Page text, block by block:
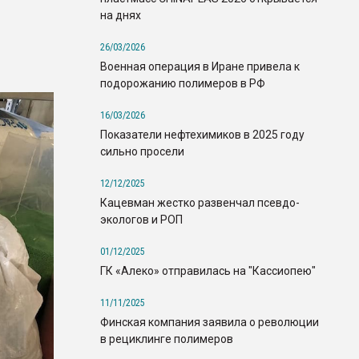
на днях
26/03/2026
Военная операция в Иране привела к
подорожанию полимеров в РФ
16/03/2026
Показатели нефтехимиков в 2025 году
сильно просели
12/12/2025
Кацевман жестко развенчал псевдо-
экологов и РОП
01/12/2025
ГК «Алеко» отправилась на "Кассиопею"
11/11/2025
Финская компания заявила о революции
в рециклинге полимеров